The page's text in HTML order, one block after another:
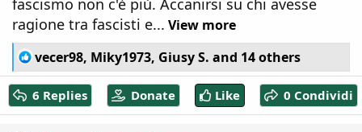
fascismo non c'è più. Accanirsi su chi avesse
ragione tra fascisti e... View more
R
e
a
c
t
vecer98, Miky1973, Giusy S. and 14 others
6 Replies Donate Like 0 Condividi